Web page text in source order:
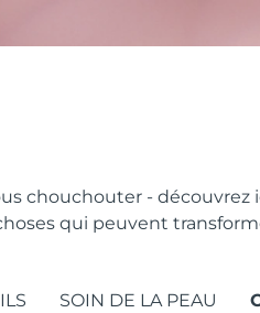
chouchouter -
qui peuvent
SOIN DE LA PEAU